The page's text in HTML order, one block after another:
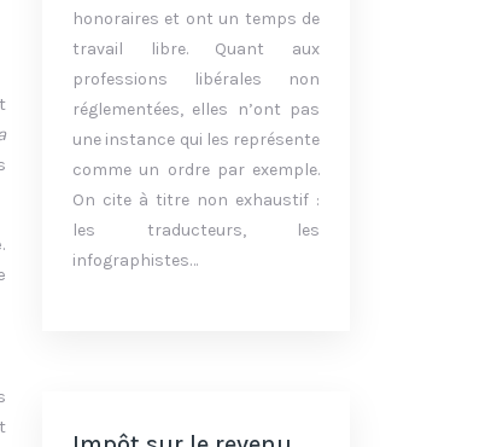
honoraires et ont un temps de
travail libre. Quant aux
professions libérales non
réglementées, elles n’ont pas
une instance qui les représente
comme un ordre par exemple.
On cite à titre non exhaustif :
les traducteurs, les
infographistes…